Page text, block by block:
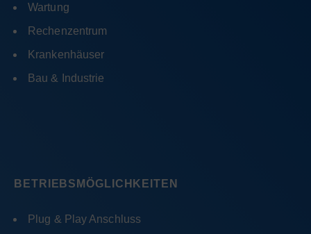
Wartung
Rechenzentrum
Krankenhäuser
Bau & Industrie
BETRIEBSMÖGLICHKEITEN
Plug & Play Anschluss